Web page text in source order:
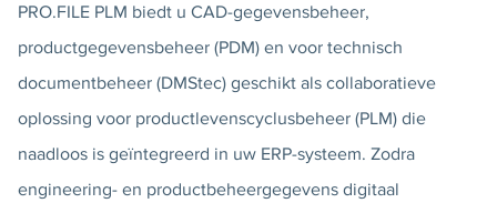
PRO.FILE PLM biedt u CAD-gegevensbeheer,
productgegevensbeheer (PDM) en voor technisch
documentbeheer (DMStec) geschikt als collaboratieve
oplossing voor productlevenscyclusbeheer (PLM) die
naadloos is geïntegreerd in uw ERP-systeem. Zodra
engineering- en productbeheergegevens digitaal